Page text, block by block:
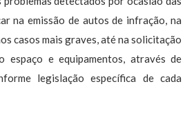
na emissão de autos de infração, na
casos mais graves, até na solicitação
e equipamentos, através de
legislação específica de cada